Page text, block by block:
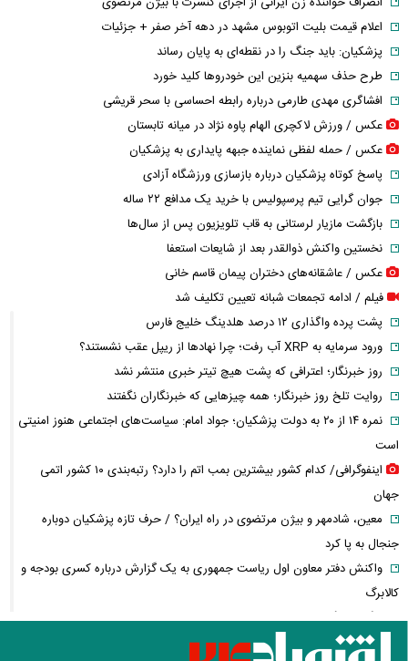
اعلام قیمت بلیت اتوبوس مشهد در دهه آخر صفر + جزئیات
پزشکیان: باید جنگ را در نقطه‌ای به پایان رساند
طرح حذف سهمیه بنزین این خودرو‌ها کلید خورد
افشاگری مهدی طارمی درباره رابطه احساسی با سحر قریشی
عکس / ورزش لاکچری الهام پاوه نژاد در میانه تابستان
عکس / حمله لفظی نماینده جبهه پایداری به پزشکیان
پاسخ کوتاه پزشکیان درباره بازسازی ورزشگاه آزادی
جوان گرایی تیم پرسپولیس با خرید یک مدافع ۲۲ ساله
بازگشت مازیار لرستانی به قاب تلویزیون پس از سال‌ها
نخستین واکنش ذوالقدر بعد از شایعات استعفا
عکس / عاشقانه‌های دختران پیمان قاسم خانی
فیلم / ادامه تجمعات شبانه تعیین تکلیف شد
پشت پرده واگذاری ۱۲ درصد هلدینگ خلیج فارس
ورود سرمایه به XRP آب رفت؛ چرا نهادها از ریپل عقب نشستند؟
روز خبرنگار؛ اعترافی که پشت هیچ تیتر خبری منتشر نشد
روایت تلخ روز خبرنگار؛ همه چیزهایی که خبرنگاران نگفتند
نمره ۱۴ از ۲۰ به دولت پزشکیان؛ جواد امام: سیاست‌های اجتماعی هنوز امنیتی
است
اینفوگرافی/ کدام کشور بیشترین بمب اتم را دارد؟ رتبه‌بندی ۱۰ کشور اتمی
جهان
معین، شادمهر و بیژن مرتضوی در راه ایران؟ / حرف تازه پزشکیان دوباره
جنجال به پا کرد
واکنش دفتر معاون اول ریاست جمهوری به یک گزارش درباره کسری بودجه و
کالابرگ
چگونه جنگ معاملات «هوش مصنوعی» ترامپ در خلیج فارس را نابود کرد؟
این افراد بیشتر سرطان مری می‌گیرند؛ عوامل خطر را جدی بگیرید